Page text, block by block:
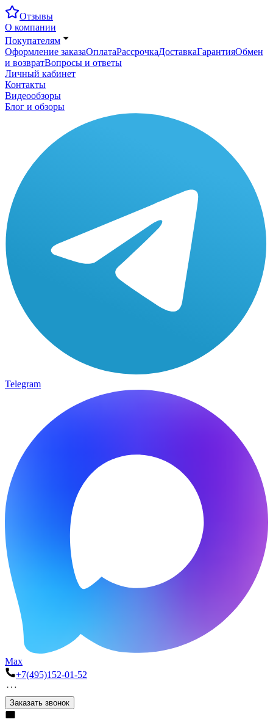
Отзывы
О компании
Покупателям
Оформление заказаОплатаРассрочкаДоставкаГарантияОбмен
и возвратВопросы и ответы
Личный кабинет
Контакты
Видеообзоры
Блог и обзоры
Telegram
Max
+7(495)152-01-52
Заказать звонок